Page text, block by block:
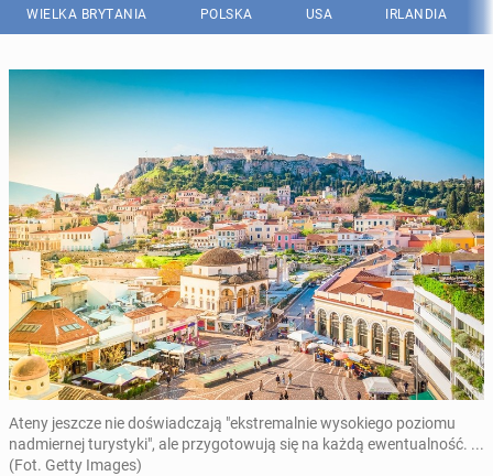
WIELKA BRYTANIA POLSKA USA IRLANDIA
Ateny jeszcze nie doświadczają "ekstremalnie wysokiego poziomu
nadmiernej turystyki", ale przygotowują się na każdą ewentualność. ...
(Fot. Getty Images)